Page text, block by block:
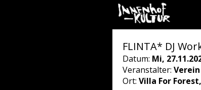
FLINTA* DJ
Datum: Mi,
Veranstalter:
Ort: Villa For